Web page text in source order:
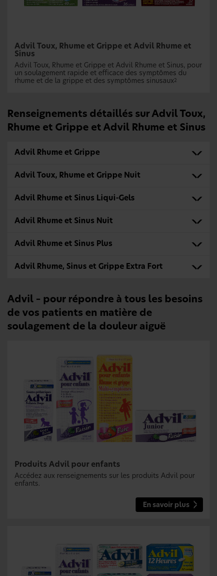
Advil Toux, Rhume et Grippe et Advil Rhume et
Sinus
Advil Toux, Rhume et Grippe et Advil Rhume et Sinus, pour
un soulagement rapide et efficace des symptômes du
rhume et de la grippe et des symptômes sinusaux 2
Renseignements détaillés sur Advil Toux,
Rhume et Grippe et Advil Rhume et Sinus
Advil Rhume et Grippe
Advil Toux, Rhume et Grippe Nuit
Advil Rhume et Sinus Liqui-Gels
Advil Rhume et Sinus Nuit
Advil Rhume et Sinus Plus
Advil Rhume, Sinus et Grippe Extra Fort
Advil – pour répondre à tous les besoins
de vos patients en matière de
soulagement de la douleur aiguë
Produits Advil pour enfants
Accédez aux renseignements sur les produits Advil pour
enfants.
En savoir plus